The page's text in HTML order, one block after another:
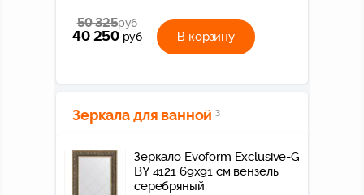
50 325руб
40 250 руб В корзину
Зеркала для ванной 3
Зеркало Evoform Exclusive-G
BY 4121 69x91 см вензель
серебряный